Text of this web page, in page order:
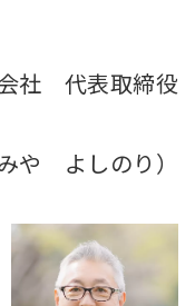
社 代表取締役
みや よしのり）